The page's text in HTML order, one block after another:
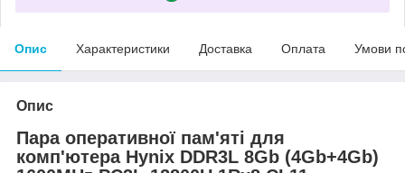
Опис Характеристики Доставка Оплата Умови
Опис
Пара оперативної пам'яті для
комп'ютера Hynix DDR3L 8Gb (4Gb+4Gb)